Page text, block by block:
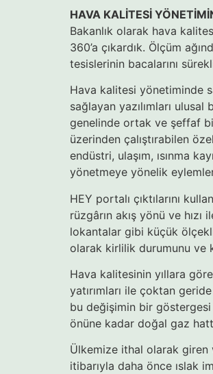
HAVA KALİTESİ
Bakanlık olarak hava
360’a çıkardık. Ölçüm
tesislerinin bacalarını
Hava kalitesi yönetiminde
sağlayan yazılımları
genelinde ortak ve şeffaf
üzerinden çalıştırabilen
endüstri, ulaşım, ısınma
yönetmeye yönelik
HEY portalı çıktılarını
rüzgârın akış yönü ve
lokantalar gibi küçük ölçekli
olarak kirlilik durumunu ve
Hava kalitesinin yıllara
yatırımları ile çoktan
bu değişimin bir göstergesi
önüne kadar doğal gaz
Ülkemize ithal olarak giren
itibarıyla daha önce ıslak